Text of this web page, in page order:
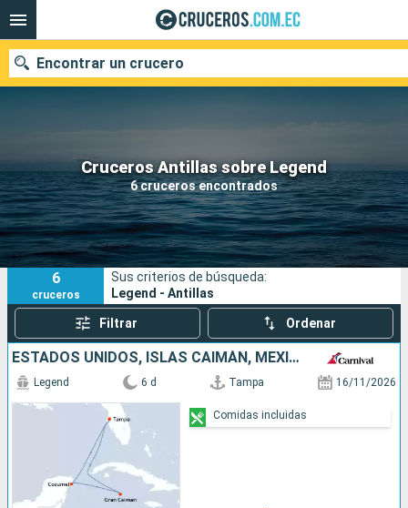
Cruceros Antillas sobre Legend
6 cruceros encontrados
Encontrar un crucero
Nuestros destinos
Fecha de salida
Puertos Compañías
6
cruceros
Sus criterios de búsqueda:
Legend - Antillas
Filtrar Ordenar
ESTADOS UNIDOS, ISLAS CAIMÁN, MÉXICO
Legend 6 d Tampa 16/11/2026
Comidas incluidas